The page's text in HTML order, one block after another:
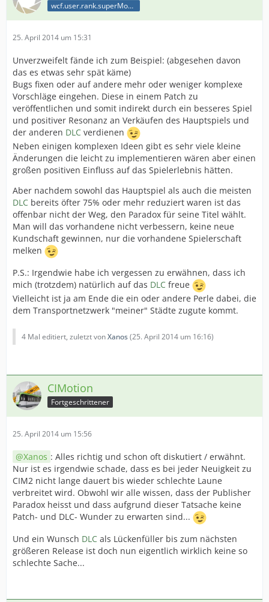
wcf.user.rank.superModerator
25. April 2014 um 15:31
Unverzweifelt fände ich zum Beispiel: (abgesehen davon
das es etwas sehr spät käme)
Bugs fixen oder auf andere mehr oder weniger komplexe
Vorschläge eingehen. Diese in einem Patch zu
veröffentlichen und somit indirekt durch ein besseres Spiel
und positiver Resonanz an Verkäufen des Hauptspiels und
der anderen DLC verdienen
Neben einigen komplexen Ideen gibt es sehr viele kleine
Änderungen die leicht zu implementieren wären aber einen
großen positiven Einfluss auf das Spielerlebnis hätten.
Aber nachdem sowohl das Hauptspiel als auch die meisten
DLC bereits öfter 75% oder mehr reduziert waren ist das
offenbar nicht der Weg, den Paradox für seine Titel wählt.
Man will das vorhandene nicht verbessern, keine neue
Kundschaft gewinnen, nur die vorhandene Spielerschaft
melken
P.S.: Irgendwie habe ich vergessen zu erwähnen, dass ich
mich (trotzdem) natürlich auf das DLC freue
Vielleicht ist ja am Ende die ein oder andere Perle dabei, die
dem Transportnetzwerk "meiner" Städte zugute kommt.
4 Mal editiert, zuletzt vonXanos(25. April 2014 um 16:16)
CIMotion
Fortgeschrittener
25. April 2014 um 15:56
Xanos : Alles richtig und schon oft diskutiert / erwähnt.
Nur ist es irgendwie schade, dass es bei jeder Neuigkeit zu
CIM2 nicht lange dauert bis wieder schlechte Laune
verbreitet wird. Obwohl wir alle wissen, dass der Publisher
Paradox heisst und dass aufgrund dieser Tatsache keine
Patch- und DLC- Wunder zu erwarten sind...
Und ein Wunsch DLC als Lückenfüller bis zum nächsten
größeren Release ist doch nun eigentlich wirklich keine so
schlechte Sache...